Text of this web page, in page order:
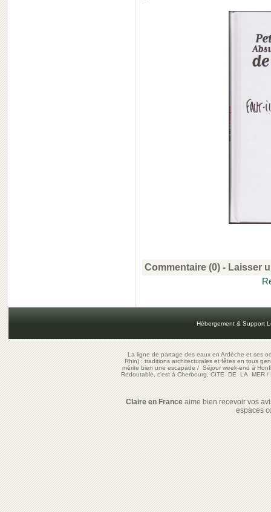
Commentaire (0) - Laisser
Hébergement & Support
La ligne de partage des eaux en Ardèche et ses
Rhin) : traditions architecturales et fêtes en tous
mérite bien une escapade/Séjour week-end à
Redoutable, c'est à Cherbourg, CITE DE LA MER/
Claire en Franceaime bien recevoir vos
espaces